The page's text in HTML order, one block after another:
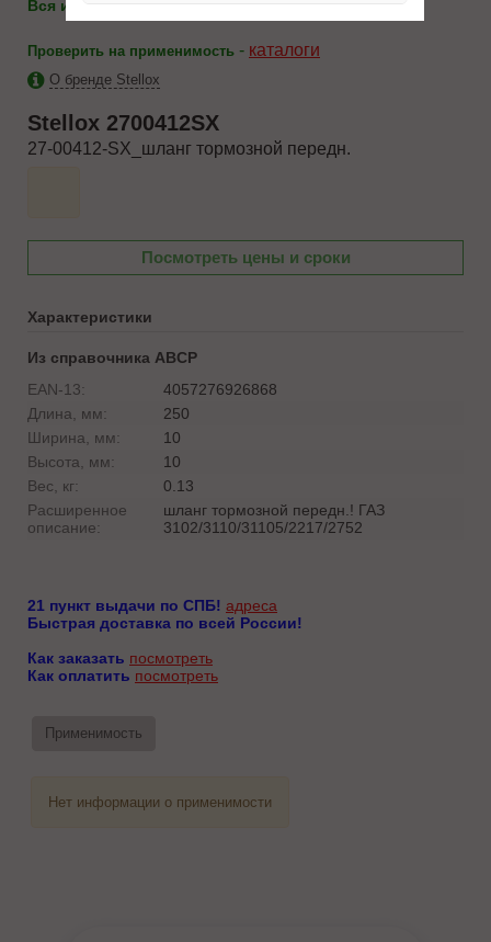
Вся информация по телефону:
Проверить на применимость - каталоги
О бренде Stellox
Stellox 2700412SX
27-00412-SX_шланг тормозной передн.
Посмотреть цены и сроки
Характеристики
Из справочника ABCP
EAN-13:
4057276926868
Длина, мм:
250
Ширина, мм:
10
Высота, мм:
10
Вес, кг:
0.13
Расширенное
описание:
шланг тормозной передн.! ГАЗ
3102/3110/31105/2217/2752
21 пункт выдачи по СПБ! адреса
Быстрая доставка по всей России!
Как заказать посмотреть
Как оплатить посмотреть
Применимость
Нет информации о применимости